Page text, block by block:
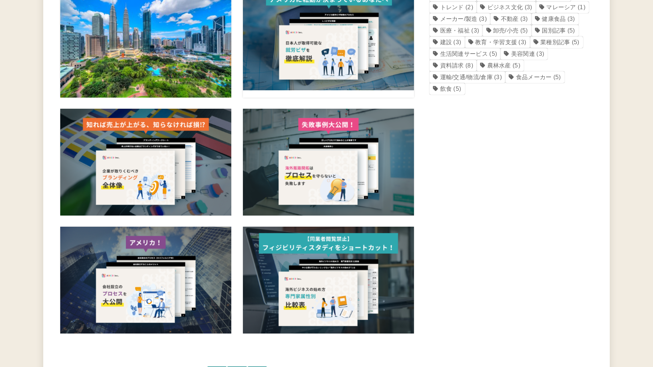
トレンド (2) ビジネス文化 (3) マレーシア (1)
メーカー/製造 (3) 不動産 (3) 健康食品 (3)
医療・福祉 (3) 卸売/小売 (5) 国別記事 (5)
建設 (3) 教育・学習支援 (3) 業種別記事 (5)
生活関連サービス (5) 美容関連 (3)
資料請求 (8) 農林水産 (5)
運輸/交通/物流/倉庫(3) 食品メーカー (5)
飲食 (5)